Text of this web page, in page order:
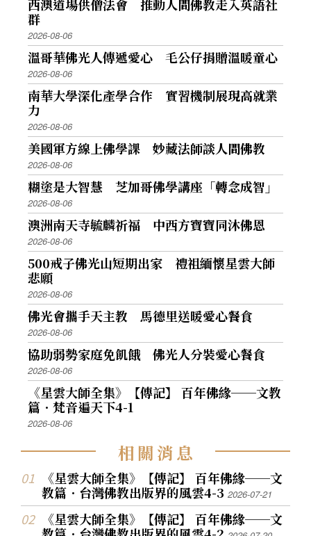
西澳道場供僧法會 推動人間佛教走入英語社
群
2026-08-06
溫哥華佛光人傳遞愛心 毛公仔捐贈溫暖童心
2026-08-06
南華大學深化產學合作 實習機制展現高就業
力
2026-08-06
美國軍方線上佛學課 妙藏法師談人間佛教
2026-08-06
糊塗是大智慧 芝加哥佛學講座「轉念成智」
2026-08-06
澳洲南天寺毓麟祈福 中西方寶寶同沐佛恩
2026-08-06
500戒子佛光山短期出家 禮祖緬懷星雲大師
悲願
2026-08-06
佛光會攜手天主教 馬德里送暖愛心餐食
2026-08-06
協助弱勢家庭免飢餓 佛光人分裝愛心餐食
2026-08-06
《星雲大師全集》【傳記】 百年佛緣──文教
篇．梵音遍天下4-1
2026-08-06
相關消息
《星雲大師全集》【傳記】 百年佛緣──文
教篇．台灣佛教出版界的風雲4-32026-07-21
《星雲大師全集》【傳記】 百年佛緣──文